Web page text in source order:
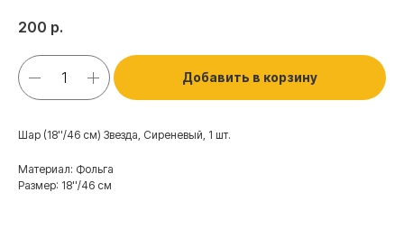
200 р.
Добавить в корзину
Шар (18''/46 см) Звезда, Сиреневый, 1 шт.
Материал: Фольга
Размер: 18''/46 см